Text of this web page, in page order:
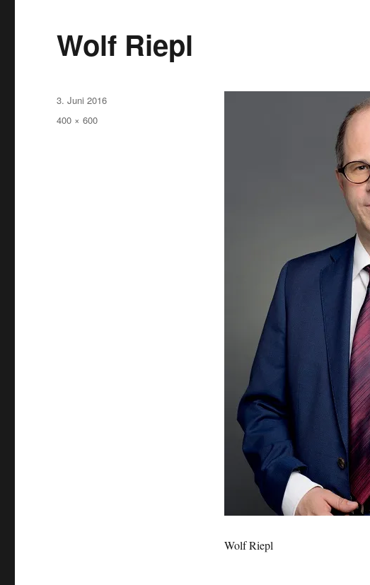
Wolf Riepl
Wolf Riepl
Veröffentlicht
am
3. Juni 2016
Originalgröße
400 × 600